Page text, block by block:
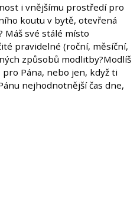
i vnějšímu prostředí pro
koutu v bytě, otevřená
Máš své stálé místo
pravidelné (roční, měsíční,
způsobů modlitby?Modlíš
pro Pána, nebo jen, když ti
nejhodnotnější čas dne,